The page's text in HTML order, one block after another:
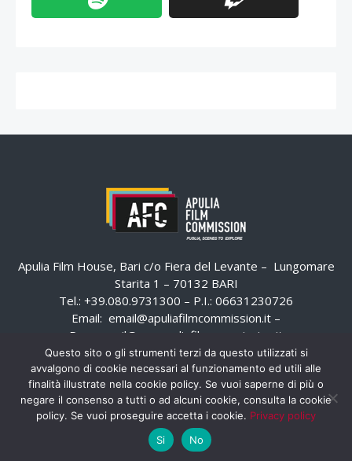
Apulia Film House, Bari c/o Fiera del Levante – Lungomare
Starita 1 – 70132 BARI
Tel.: +39.080.9731300 – P.I.: 06631230726
Email: email@apuliafilmcommission.it –
Pec:
email@pec.apuliafilmcommission.it
Questo sito o gli strumenti terzi da questo utilizzati si
avvalgono di cookie necessari al funzionamento ed utili alle
finalità illustrate nella cookie policy. Se vuoi saperne di più o
negare il consenso a tutti o ad alcuni cookie, consulta la cookie
policy. Se vuoi proseguire accetta i cookie. Privacy policy
Si
No